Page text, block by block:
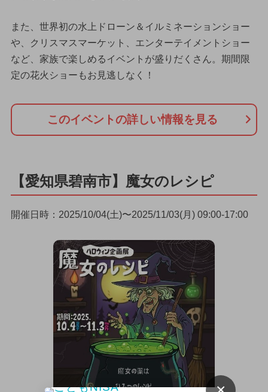
また、世界初の水上ドローン＆イルミネーションショー
や、クリスマスマーケット、エンターテイメントショー
など、家族で楽しめるイベントが盛りだくさん。期間限
定の花火ショーもお見逃しなく！
このイベントの詳しい情報を見る
【愛知県碧南市】魔女のレシピ
開催日時：2025/10/04(土)〜2025/11/03(月) 09:00-17:00